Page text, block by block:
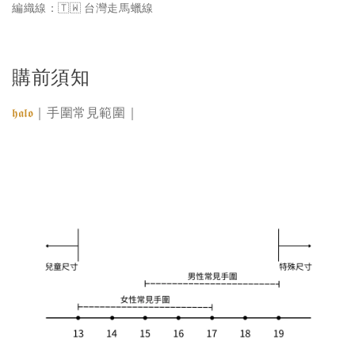
編織線：🇹🇼 台灣走馬蠟線
購前須知
𝖍𝖆𝖑𝖔 ｜手圍常見範圍｜